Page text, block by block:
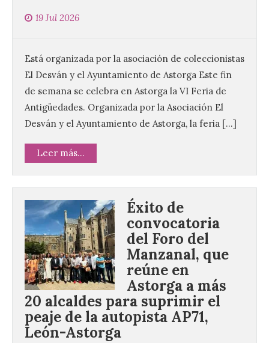
19 Jul 2026
Está organizada por la asociación de coleccionistas
El Desván y el Ayuntamiento de Astorga Este fin
de semana se celebra en Astorga la VI Feria de
Antigüedades. Organizada por la Asociación El
Desván y el Ayuntamiento de Astorga, la feria […]
Leer más...
Éxito de
convocatoria
del Foro del
Manzanal, que
reúne en
Astorga a más
20 alcaldes para suprimir el
peaje de la autopista AP71,
León-Astorga